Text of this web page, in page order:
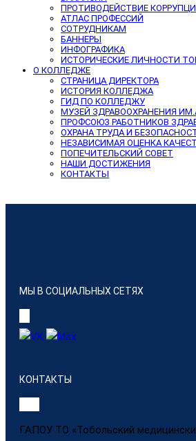
ПРОТИВОДЕЙСТВИЕ
АТЛАС ПРОФЕССИЙ
СОТРУДНИКАМ
БАННЕРЫ
ИНФОГРАФИКА
ИСТОРИЧЕСКИЕ ЛИЧНОСТИ
О КОЛЛЕДЖЕ
СТРАНИЦА ДИРЕКТОРА
ИСТОРИЯ КОЛЛЕДЖА
ГИД ПО КОЛЛЕДЖУ
МУЗЕЙ ЗДРАВООХРАНЕНИЯ
ПРОФСОЮЗ РАБОТНИКОВ
ОХРАНА ТРУДА И
НЕЗАВИСИМАЯ ОЦЕНКА
ПОПЕЧИТЕЛЬСКИЙ СОВЕТ
НАШИ ДОСТИЖЕНИЯ
КОНТАКТЫ
МЫ В СОЦИАЛЬНЫХ СЕТЯХ
КОНТАКТЫ
ГАПОУ ТО «Тобольский